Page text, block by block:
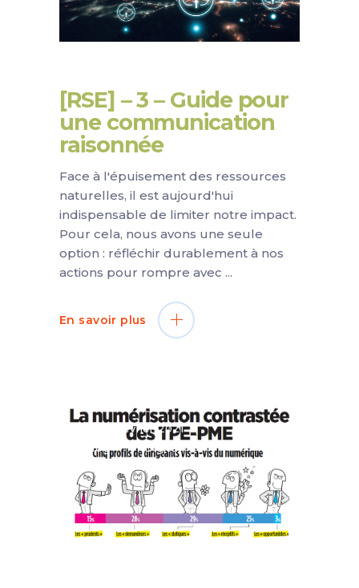
[RSE] – 3 – Guide pour
une communication
raisonnée
Face à l'épuisement des ressources
naturelles, il est aujourd'hui
indispensable de limiter notre impact.
Pour cela, nous avons une seule
option : réfléchir durablement à nos
actions pour rompre avec
En savoir plus
1 Février 2021
Blog
Digital